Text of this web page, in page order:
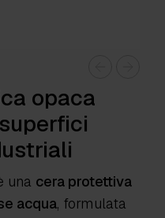
opaca
una cera protettiva
acqua, formulata